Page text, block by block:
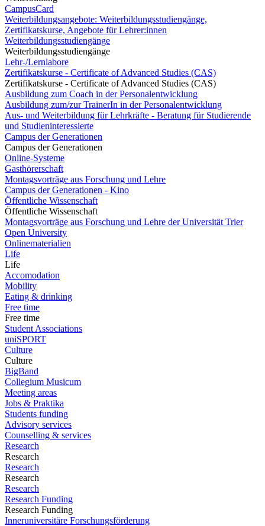
CampusCard
Weiterbildungsangebote: Weiterbildungsstudiengänge,
Zertifikatskurse, Angebote für Lehrer:innen
Weiterbildungsstudiengänge
Weiterbildungsstudiengänge
Lehr-/Lernlabore
Zertifikatskurse - Certificate of Advanced Studies (CAS)
Zertifikatskurse - Certificate of Advanced Studies (CAS)
Ausbildung zum Coach in der Personalentwicklung
Ausbildung zum/zur TrainerIn in der Personalentwicklung
Aus- und Weiterbildung für Lehrkräfte - Beratung für Studierende
und Studieninteressierte
Campus der Generationen
Campus der Generationen
Online-Systeme
Gasthörerschaft
Montagsvorträge aus Forschung und Lehre
Campus der Generationen - Kino
Öffentliche Wissenschaft
Öffentliche Wissenschaft
Montagsvorträge aus Forschung und Lehre der Universität Trier
Open University
Onlinematerialien
Life
Life
Accomodation
Mobility
Eating & drinking
Free time
Free time
Student Associations
uniSPORT
Culture
Culture
BigBand
Collegium Musicum
Meeting areas
Jobs & Praktika
Students funding
Advisory services
Counselling & services
Research
Research
Research
Research
Research
Research Funding
Research Funding
Inneruniversitäre Forschungsförderung